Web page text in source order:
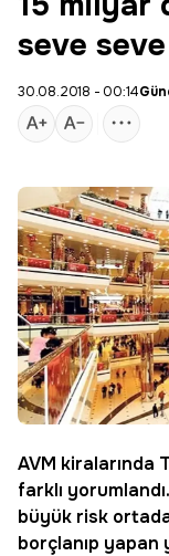
seve
30.08.2018 - 00:14
AVM kiralarında
farklı
büyük risk
borçlanıp yapan